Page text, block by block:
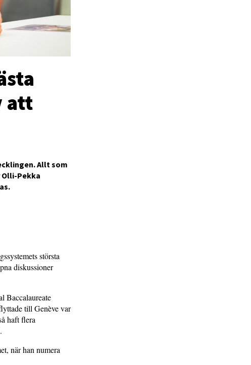
att
Allt som
Pekka
största
diskussioner
Baccalaureate
till Genève var
haft flera
när han numera